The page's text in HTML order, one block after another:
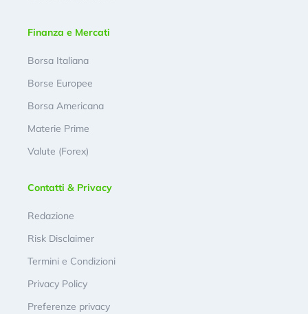
Finanza e Mercati
Borsa Italiana
Borse Europee
Borsa Americana
Materie Prime
Valute (Forex)
Contatti & Privacy
Redazione
Risk Disclaimer
Termini e Condizioni
Privacy Policy
Preferenze privacy